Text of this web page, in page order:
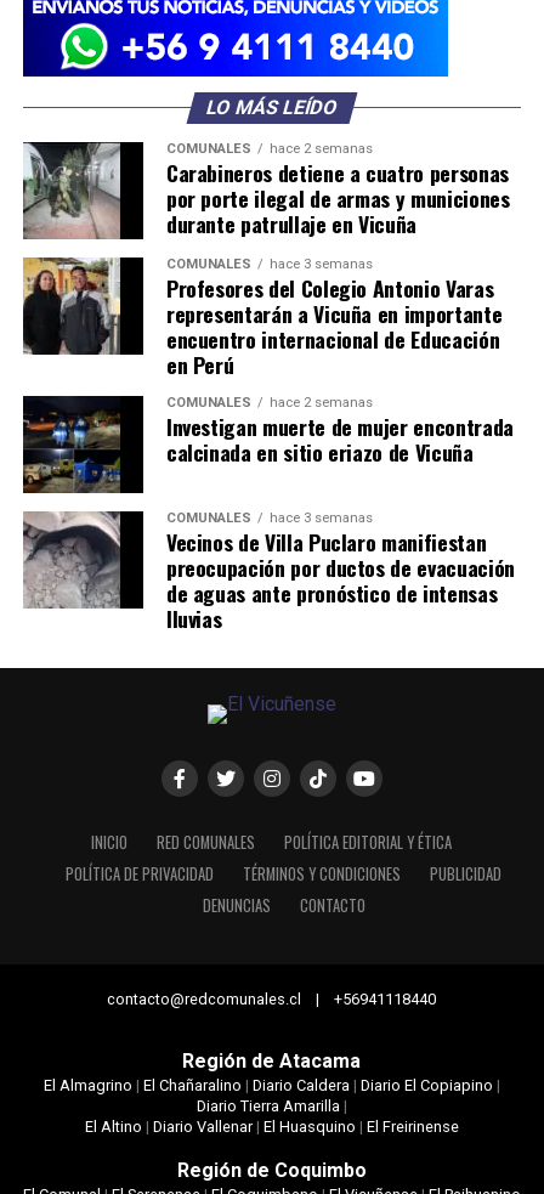
LO MÁS LEÍDO
COMUNALES hace 2 semanas
Carabineros detiene a cuatro personas
por porte ilegal de armas y municiones
durante patrullaje en Vicuña
COMUNALES hace 3 semanas
Profesores del Colegio Antonio Varas
representarán a Vicuña en importante
encuentro internacional de Educación
en Perú
COMUNALES hace 2 semanas
Investigan muerte de mujer encontrada
calcinada en sitio eriazo de Vicuña
COMUNALES hace 3 semanas
Vecinos de Villa Puclaro manifiestan
preocupación por ductos de evacuación
de aguas ante pronóstico de intensas
lluvias
INICIO RED COMUNALES
POLÍTICA EDITORIAL Y ÉTICA
POLÍTICA DE PRIVACIDAD
TÉRMINOS Y CONDICIONES
PUBLICIDAD
DENUNCIAS
CONTACTO
contacto@redcomunales.cl | +56941118440
Región de Atacama
El Almagrino | El Chañaralino | Diario Caldera| Diario El Copiapino |
Diario Tierra Amarilla|
El Altino | Diario Vallenar| El Huasquino | El Freirinense
Región de Coquimbo